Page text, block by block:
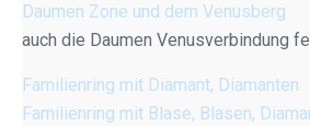
Daumen Zone und dem Venusberg
auch die Daumen Venusverbindung
Familienring mit Diamant, Diamanten
Familienring mit Blase, Blasen,